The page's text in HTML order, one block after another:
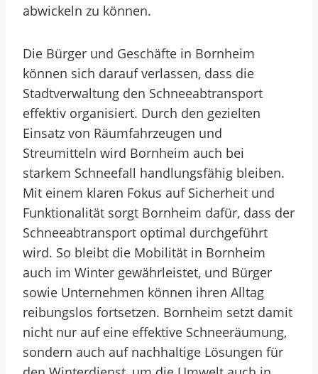
abwickeln zu können.
Die Bürger und Geschäfte in Bornheim
können sich darauf verlassen, dass die
Stadtverwaltung den Schneeabtransport
effektiv organisiert. Durch den gezielten
Einsatz von Räumfahrzeugen und
Streumitteln wird Bornheim auch bei
starkem Schneefall handlungsfähig bleiben.
Mit einem klaren Fokus auf Sicherheit und
Funktionalität sorgt Bornheim dafür, dass der
Schneeabtransport optimal durchgeführt
wird. So bleibt die Mobilität in Bornheim
auch im Winter gewährleistet, und Bürger
sowie Unternehmen können ihren Alltag
reibungslos fortsetzen. Bornheim setzt damit
nicht nur auf eine effektive Schneeräumung,
sondern auch auf nachhaltige Lösungen für